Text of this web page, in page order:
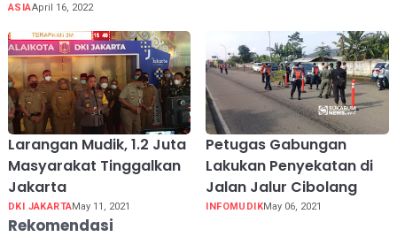
ASIAApril 16, 2022
Larangan Mudik, 1.2 Juta
Masyarakat Tinggalkan
Jakarta
DKI JAKARTAMay 11, 2021
Petugas Gabungan
Lakukan Penyekatan di
Jalan Jalur Cibolang
INFOMUDIKMay 06, 2021
Rekomendasi